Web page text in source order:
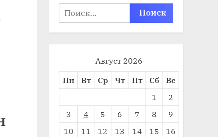
form
Найти:
Август 2026
Пн
Вт Ср Чт Пт Сб
Вс
1
2
3
4 5 6 7 8
9
10
11 12 13 14 15
16